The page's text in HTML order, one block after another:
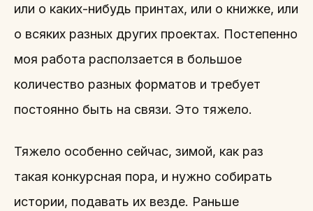
или о каких-нибудь принтах, или о книжке, или
о всяких разных других проектах. Постепенно
моя работа расползается в большое
количество разных форматов и требует
постоянно быть на связи. Это тяжело.
Тяжело особенно сейчас, зимой, как раз
такая конкурсная пора, и нужно собирать
истории, подавать их везде. Раньше